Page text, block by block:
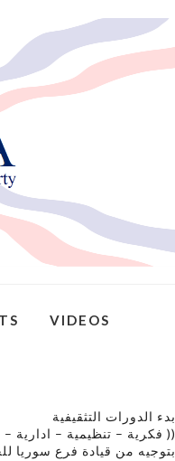
VIDEOS
بدء الدورات التثقيفية
(( فكرية – تنظيمية – ادارية